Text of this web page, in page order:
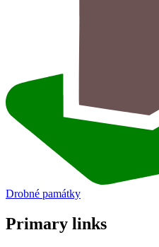
Drobné památky
Primary links